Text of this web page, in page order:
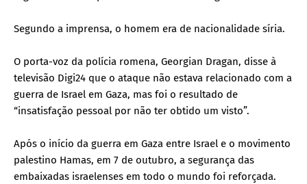
Segundo a imprensa, o homem era de nacionalidade síria.
O porta-voz da polícia romena, Georgian Dragan, disse à
televisão Digi24 que o ataque não estava relacionado com a
guerra de Israel em Gaza, mas foi o resultado de
“insatisfação pessoal por não ter obtido um visto”.
Após o início da guerra em Gaza entre Israel e o movimento
palestino Hamas, em 7 de outubro, a segurança das
embaixadas israelenses em todo o mundo foi reforçada.